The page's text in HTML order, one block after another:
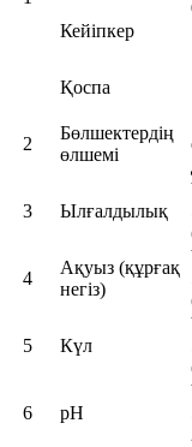
Кейіпкер
Қоспа
2
Бөлшектердің
өлшемі
3 Ылғалдылық
4
Ақуыз (құрғақ
негіз)
5 Күл
6 pH